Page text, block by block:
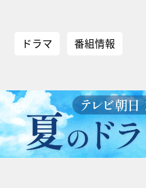
ドラマ 番組情報